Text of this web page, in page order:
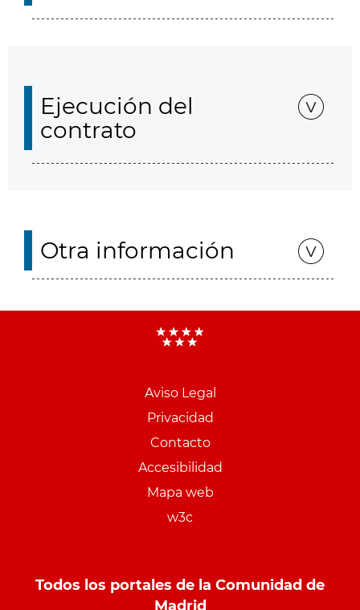
Ejecución del
contrato
Otra información
Aviso Legal
Privacidad
Contacto
Accesibilidad
Mapa web
w3c
Todos los portales de la Comunidad de
Madrid